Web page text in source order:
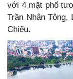
với 4 mặt phổ
Trần Nhân
Chiểu.